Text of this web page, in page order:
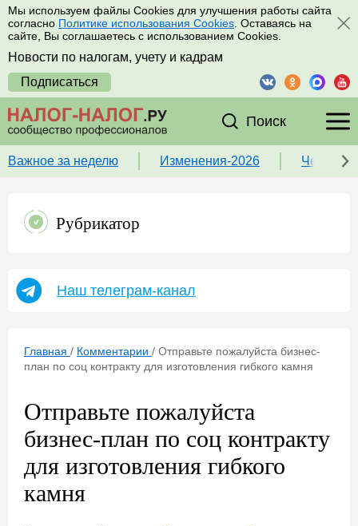
Мы используем файлы Cookies для улучшения работы сайта
согласно Политике использования Cookies . Оставаясь на
сайте, Вы соглашаетесь с использованием Cookies.
Новости по налогам, учету и кадрам
Подписаться
Поиск
Важное за неделю Изменения-2026 Чек-
Рубрикатор
Наш телеграм-канал
Главная / Комментарии / Отправьте пожалуйста бизнес-
план по соц контракту для изготовления гибкого камня
Отправьте пожалуйста
бизнес-план по соц контракту
для изготовления гибкого
камня